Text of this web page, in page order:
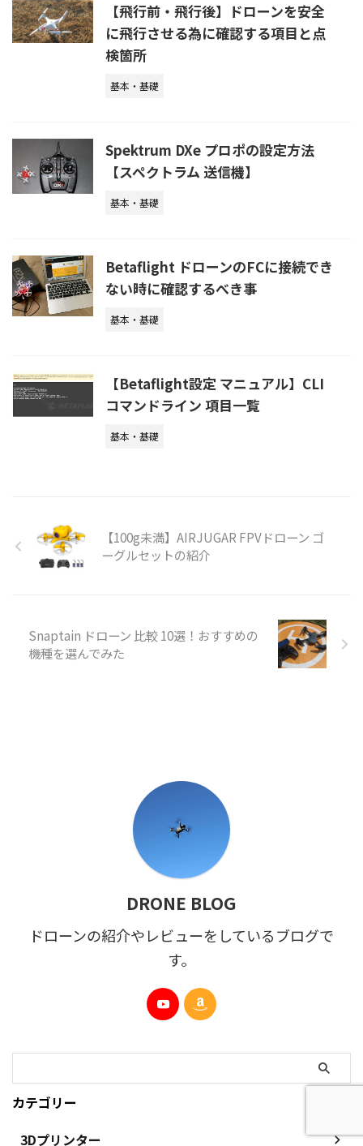
【飛行前・飛行後】ドローンを安全
に飛行させる為に確認する項目と点
検箇所
基本・基礎
Spektrum DXe プロポの設定方法
【スペクトラム 送信機】
基本・基礎
Betaflight ドローンのFCに接続でき
ない時に確認するべき事
基本・基礎
【Betaflight設定 マニュアル】CLI
コマンドライン 項目一覧
基本・基礎
【100g未満】AIRJUGAR FPVドローン ゴ
ーグルセットの紹介
Snaptain ドローン 比較 10選！おすすめの
機種を選んでみた
DRONE BLOG
ドローンの紹介やレビューをしているブログで
す。
カテゴリー
3Dプリンター